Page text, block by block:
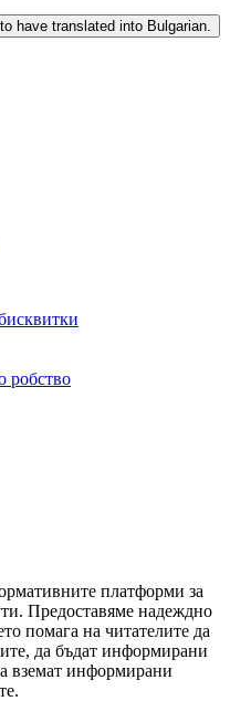
have translated into Bulgarian.
робство
платформи за
Предоставяме надеждно
помага на читателите да
да бъдат информирани
вземат информирани